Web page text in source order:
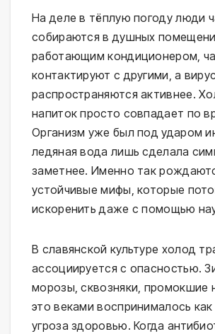
На деле в тёплую погоду люди
собираются в душных
работающим кондиционером,
контактируют с другими, а
распространяются активнее.
напиток просто совпадает по
Организм уже был под ударом
ледяная вода лишь сделала
заметнее. Именно так
устойчивые мифы, которые
искоренить даже с помощью
В славянской культуре холод
ассоциируется с опасностью.
морозы, сквозняки, промокшие
это веками воспринималось
угроза здоровью. Когда